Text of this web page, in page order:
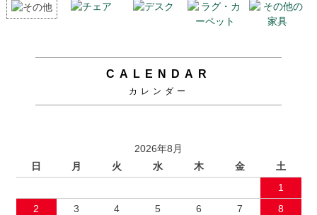
CALENDAR
カレンダー
2026年8月
日
月 火 水 木 金
土
1
2
3 4 5 6 7
8